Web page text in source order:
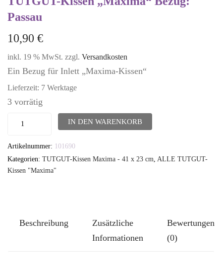
Passau
10,90 €
inkl. 19 % MwSt. zzgl. Versandkosten
Ein Bezug für Inlett „Maxima-Kissen“
Lieferzeit: 7 Werktage
3 vorrätig
TUTGUT-
"Maxima"
Bezug:
IN DEN WARENKORB
Artikelnummer: 101690
Kategorien: TUTGUT-Kissen Maxima - 41 x 23 cm ALLE TUTGUT-
Kissen "Maxima"
Beschreibung
Zusätzliche
Informationen
Bewertungen
(0)